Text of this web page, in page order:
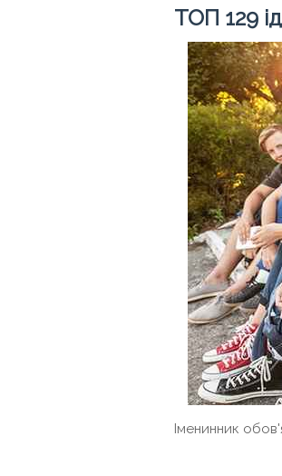
ТОП 129
Іменинник